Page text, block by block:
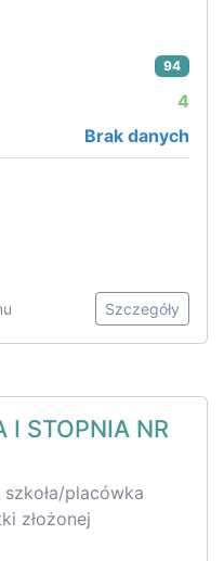
94
4
Brak danych
Szczegóły
I STOPNIA NR
placówka
złożonej